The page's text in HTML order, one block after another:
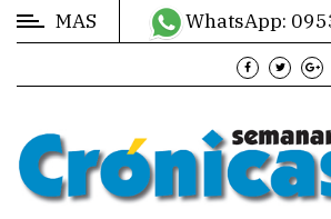
MÁS
CRÓNICAS
MULTIMEDIA
MAS
WhatsApp: